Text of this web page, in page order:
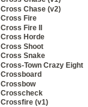
Cross Chase (v2)
Cross Fire
Cross Fire II
Cross Horde
Cross Shoot
Cross Snake
Cross-Town Crazy Eight
Crossboard
Crossbow
Crosscheck
Crossfire (v1)